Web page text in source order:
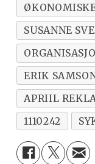
SUSANNE
ERIK
APRIIL
1110242